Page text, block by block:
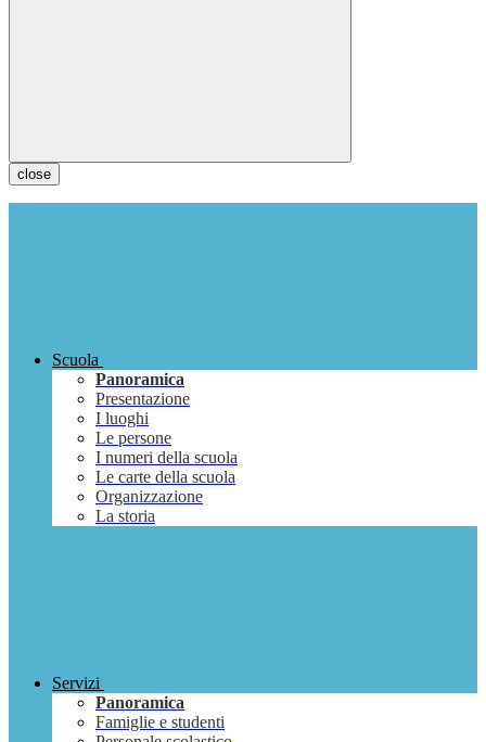
close
Scuola
Panoramica
Presentazione
I luoghi
Le persone
I numeri della scuola
Le carte della scuola
Organizzazione
La storia
Servizi
Panoramica
Famiglie e studenti